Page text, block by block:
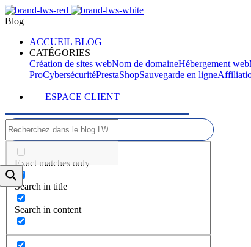
Blog
ACCUEIL BLOG
CATÉGORIES
Création de sites webNom de domaineHébergement web
ProCybersécuritéPrestaShopSauvegarde en ligne
ESPACE CLIENT
Exact matches only
Search in title
Search in content